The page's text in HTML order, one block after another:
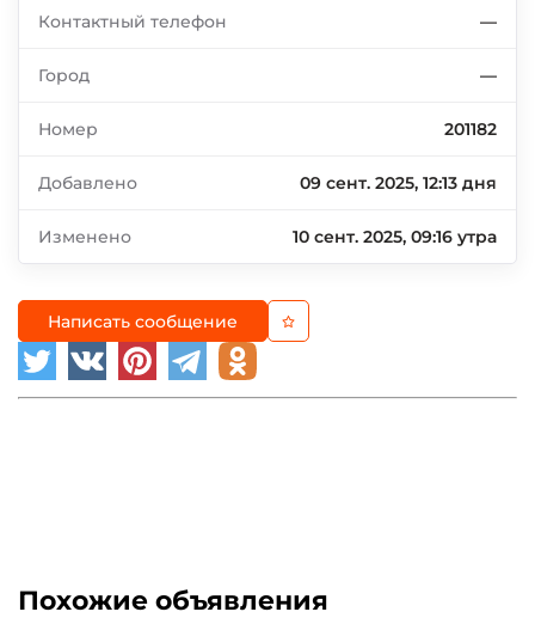
Контактный телефон —
Город —
Номер 201182
Добавлено 09 сент. 2025, 12:13 дня
Изменено 10 сент. 2025, 09:16 утра
Написать сообщение
Похожие объявления